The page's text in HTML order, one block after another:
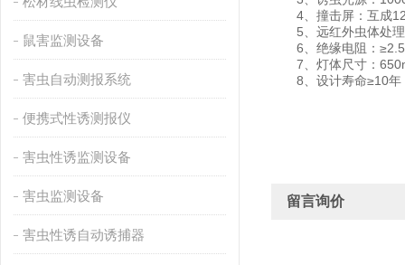
鼠害监测设备
害虫自动测报系统
便携式性诱测报仪
害虫性诱监测设备
害虫监测设备
害虫性诱自动诱捕器
4、撞击屏：互成
5、远红外虫体处理
6、绝缘电阻：
7、灯体尺寸：
8、设计寿命≥10年
留言询价